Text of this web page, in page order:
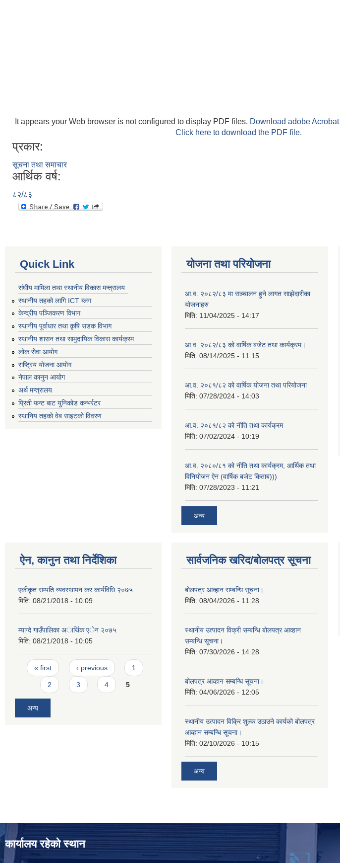
It appears your Web browser is not configured to display PDF files. Download adobe Acrobat
Click here to download the PDF file.
प्रकार:
सूचना तथा समाचार
आर्थिक वर्ष:
८२/८३
Quick Link
संघीय मामिला तथा स्थानीय विकास मन्त्रालय
स्थानीय तहको लागि ICT ब्लग
केन्द्रीय पञ्जिकरण विभाग
स्थानीय पूर्वाधार तथा कृषि सडक विभाग
स्थानीय शासन तथा सामुदायिक विकास कार्यक्रम
लोक सेवा आयोग
राष्ट्रिय योजना आयोग
नेपाल कानुन आयोग
अर्थ मन्त्रालय
प्रिती फन्ट बाट युनिकोड कन्भर्रटर
स्थानिय तहकाे वेब साइटकाे विवरण
योजना तथा परियोजना
आ.व. २०८२/८३ मा सञ्चालन हुने लागत साझेदारीका
योजनाहरु
मिति: 11/04/2025 - 14:17
आ.व. २०८२/८३ को वार्षिक बजेट तथा कार्यक्रम।
मिति: 08/14/2025 - 11:15
आ.व. २०८१/८२ को वार्षिक योजना तथा परियोजना
मिति: 07/28/2024 - 14:03
आ.व. २०८१/८२ को नीति तथा कार्यक्रम
मिति: 07/02/2024 - 10:19
आ.व. २०८०/८१ को नीति तथा कार्यक्रम, आर्थिक तथा
विनियोजन ऐन (वार्षिक बजेट किताब)))
मिति: 07/28/2023 - 11:21
अन्य
ऐन, कानुन तथा निर्देशिका
एकीकृत सम्पति व्यवस्थापन कर कार्यविधि २०७५
मिति: 08/21/2018 - 10:09
म्याग्दे गाउँपालिका अार्थिक एेन २०७५
मिति: 08/21/2018 - 10:05
Pages
« first ‹ previous 1
2 3 4 5
अन्य
सार्वजनिक खरिद/बोलपत्र सूचना
बोलपत्र आव्हान सम्बन्धि सूचना।
मिति: 08/04/2026 - 11:28
स्थानीय उत्पादन विक्री सम्बन्धि बोलपत्र आव्हान
सम्बन्धि सूचना।
मिति: 07/30/2026 - 14:28
बोलपत्र आव्हान सम्बन्धि सूचना।
मिति: 04/06/2026 - 12:05
स्थानीय उत्पादन विक्रि शुल्क उठाउने कार्यको बोलपत्र
आव्हान सम्बन्धि सूचना।
मिति: 02/10/2026 - 10:15
अन्य
कार्यालय रहेको स्थान